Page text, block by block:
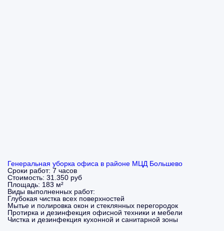
Генеральная уборка офиса в районе МЦД Большево
Сроки работ: 7 часов
Стоимость: 31.350 руб
Площадь: 183 м²
Виды выполненных работ:
Глубокая чистка всех поверхностей
Мытье и полировка окон и стеклянных перегородок
Протирка и дезинфекция офисной техники и мебели
Чистка и дезинфекция кухонной и санитарной зоны